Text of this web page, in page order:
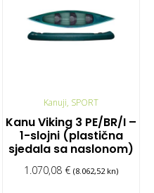
Kanuji, SPORT
Kanu Viking 3 PE/BR/I –
1-slojni (plastična
sjedala sa naslonom)
1.070,08 € (8.062,52 kn)